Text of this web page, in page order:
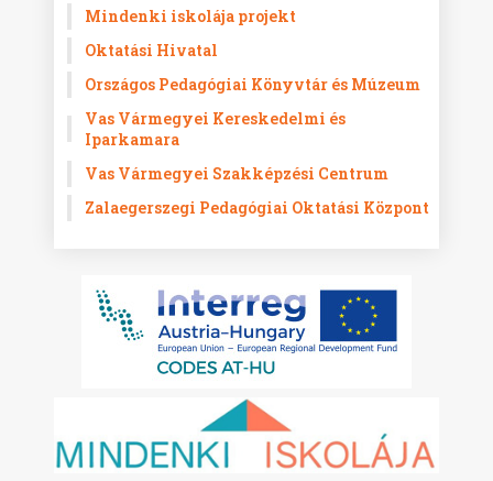
Mindenki iskolája projekt
Oktatási Hivatal
Országos Pedagógiai Könyvtár és Múzeum
Vas Vármegyei Kereskedelmi és
Iparkamara
Vas Vármegyei Szakképzési Centrum
Zalaegerszegi Pedagógiai Oktatási Központ